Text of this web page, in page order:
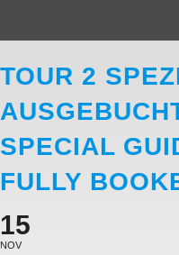
TOUR 2
SPECIAL
FULLY
15
NOV